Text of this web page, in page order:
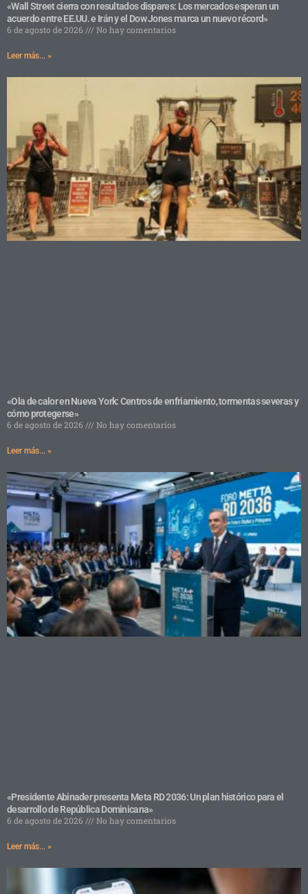
«Wall Street cierra con resultados dispares: Los mercados esperan un
acuerdo entre EE.UU. e Irán y el Dow Jones marca un nuevo récord»
6 de agosto de 2026
No hay comentarios
Leer más... »
«Ola de calor en Nueva York: Centros de enfriamiento, tormentas severas y
cómo protegerse»
6 de agosto de 2026
No hay comentarios
Leer más... »
«Presidente Abinader presenta Meta RD 2036: Un plan histórico para el
desarrollo de República Dominicana»
6 de agosto de 2026
No hay comentarios
Leer más... »